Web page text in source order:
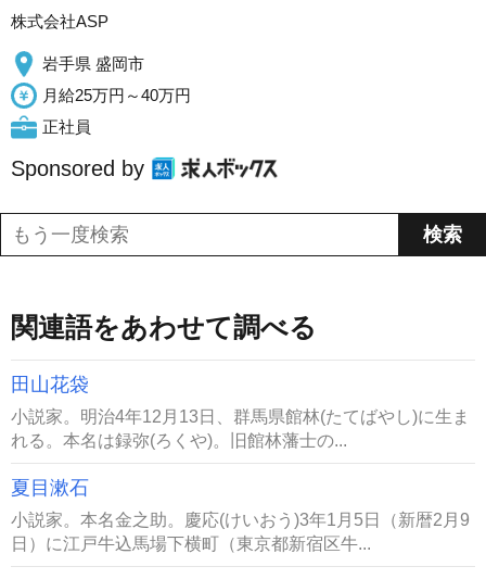
株式会社ASP
岩手県 盛岡市
月給25万円～40万円
正社員
Sponsored by
関連語をあわせて調べる
田山花袋
小説家。明治4年12月13日、群馬県館林(たてばやし)に生ま
れる。本名は録弥(ろくや)。旧館林藩士の...
夏目漱石
小説家。本名金之助。慶応(けいおう)3年1月5日（新暦2月9
日）に江戸牛込馬場下横町（東京都新宿区牛...